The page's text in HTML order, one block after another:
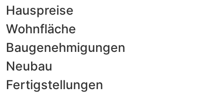
Hauspreise
Wohnfläche
Baugenehmigungen
Neubau
Fertigstellungen